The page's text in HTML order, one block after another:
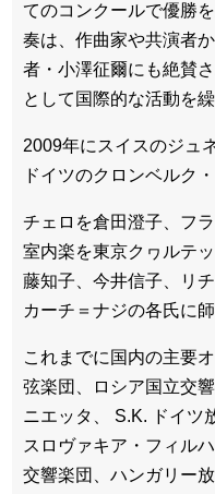
てのコンクールで優勝
奏は、作曲家や共演者
者・小澤征爾にも絶賛
として国際的な活動を
2009年にスイスのジュ
ドイツのクロンベルク
チェロを倉田澄子、フ
室内楽を東京クヮルテ
藤知子、今井信子、リ
カーチ＝ナジの各氏に師
これまでに国内の主要
弦楽団、ロシア国立交
ニエッタ、 S.K. ドイツ
スロヴァキア・フィル
交響楽団、ハンガリー